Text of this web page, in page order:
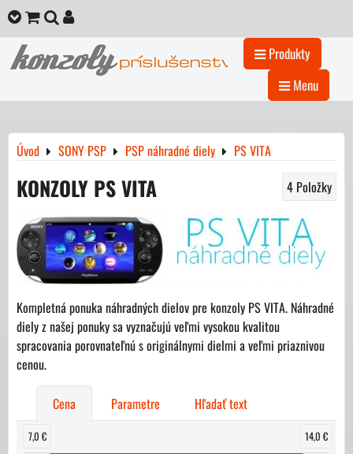
Produkty
Menu
Úvod SONY PSP PSP náhradné diely PS VITA
KONZOLY PS VITA 4 Položky
Kompletná ponuka náhradných dielov pre konzoly PS VITA. Náhradné
diely z našej ponuky sa vyznačujú veľmi vysokou kvalitou
spracovania porovnateľnú s originálnymi dielmi a veľmi priaznivou
cenou.
Cena Parametre Hľadať text
7,0 € 14,0 €